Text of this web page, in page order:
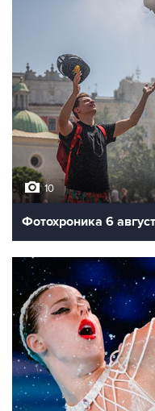
10
Фотохроника 6